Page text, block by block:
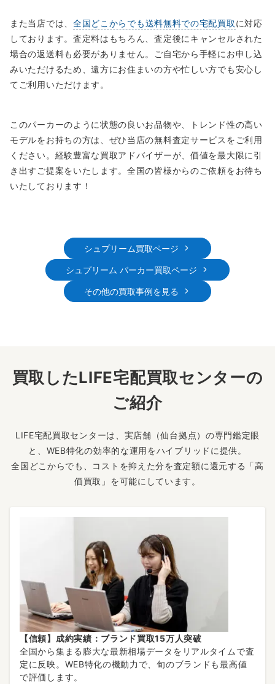
また当店では、 全国どこからでも送料無料での宅配買取 に対応
しております。査定料はもちろん、査定後にキャンセルされた
場合の返送料も必要がありません。ご自宅から手軽にお申し込
みいただけるため、遠方にお住まいの方や忙しい方でも安心し
てご利用いただけます。
このパーカーのように状態の良いお品物や、トレンド性の高い
モデルをお持ちの方は、ぜひ当店の無料査定サービスをご利用
ください。経験豊富な買取アドバイザーが、価値を最大限に引
き出すご提案をいたします。全国の皆様からのご依頼をお待ち
いたしております！
シュプリーム買取ページ
シュプリーム パーカー買取ページ
その他の買取事例を見る
買取したLIFE宅配買取センターの
ご紹介
LIFE宅配買取センターは、実店舗（仙台拠点）の専門鑑定眼
と、WEB特化の効率的な運用をハイブリッドに提供。
全国どこからでも、コストを抑えた分を査定額に還元する「高
価買取」を可能にしています。
【信頼】成約実績：ブランド買取15万人突破
全国から集まる膨大な最新相場データをリアルタイムで査
定に反映。WEB特化の機動力で、旬のブランドも最高値
で評価します。